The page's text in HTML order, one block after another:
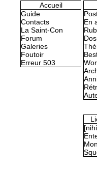
Accueil
Guide
Contacts
La Saint-Con
Forum
Galeries
Foutoir
Erreur 503
En